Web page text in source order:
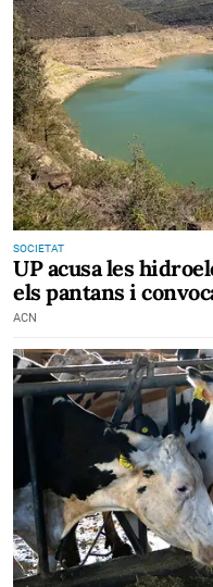
SOCIETAT
UP acusa les
els pantans i
ACN